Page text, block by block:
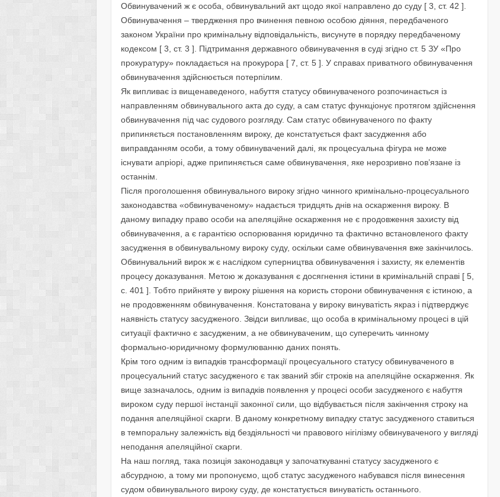
Обвинувачений ж є особа, обвинувальний акт щодо якої направлено до суду [ 3, ст. 42 ].
Обвинувачення – твердження про вчинення певною особою діяння, передбаченого
законом України про кримінальну відповідальність, висунуте в порядку передбаченому
кодексом [ 3, ст. 3 ]. Підтримання державного обвинувачення в суді згідно ст. 5 ЗУ «Про
прокуратуру» покладається на прокурора [ 7, ст. 5 ]. У справах приватного обвинувачення
обвинувачення здійснюється потерпілим.
Як випливає із вищенаведеного, набуття статусу обвинуваченого розпочинається із
направленням обвинувального акта до суду, а сам статус функціонує протягом здійснення
обвинувачення під час судового розгляду. Сам статус обвинуваченого по факту
припиняється постановленням вироку, де констатується факт засудження або
виправданням особи, а тому обвинувачений далі, як процесуальна фігура не може
існувати апріорі, адже припиняється саме обвинувачення, яке нерозривно пов’язане із
останнім.
Після проголошення обвинувального вироку згідно чинного кримінально-процесуального
законодавства «обвинуваченому» надається тридцять днів на оскарження вироку. В
даному випадку право особи на апеляційне оскарження не є продовження захисту від
обвинувачення, а є гарантією оспорювання юридично та фактично встановленого факту
засудження в обвинувальному вироку суду, оскільки саме обвинувачення вже закінчилось.
Обвинувальний вирок ж є наслідком суперництва обвинувачення і захисту, як елементів
процесу доказування. Метою ж доказування є досягнення істини в кримінальній справі [ 5,
с. 401 ]. Тобто прийняте у вироку рішення на користь сторони обвинувачення є істиною, а
не продовженням обвинувачення. Констатована у вироку винуватість якраз і підтверджує
наявність статусу засудженого. Звідси випливає, що особа в кримінальному процесі в цій
ситуації фактично є засудженим, а не обвинуваченим, що суперечить чинному
формально-юридичному формулюванню даних понять.
Крім того одним із випадків трансформації процесуального статусу обвинуваченого в
процесуальний статус засудженого є так званий збіг строків на апеляційне оскарження. Як
вище зазначалось, одним із випадків появлення у процесі особи засудженого є набуття
вироком суду першої інстанції законної сили, що відбувається після закінчення строку на
подання апеляційної скарги. В даному конкретному випадку статус засудженого ставиться
в темпоральну залежність від бездіяльності чи правового нігілізму обвинуваченого у вигляді
неподання апеляційної скарги.
На наш погляд, така позиція законодавця у започаткуванні статусу засудженого є
абсурдною, а тому ми пропонуємо, щоб статус засудженого набувався після винесення
судом обвинувального вироку суду, де констатується винуватість останнього.